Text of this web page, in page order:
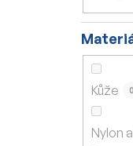
Kůže 0
Nylon